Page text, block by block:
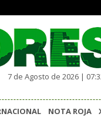
7 de Agosto de 2026 |
NOTA ROJA